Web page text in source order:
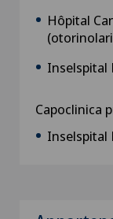
Hôpital
Inselspital
Capoclinica
Inselspital